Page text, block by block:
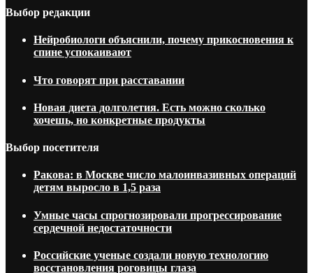
Выбор редакции
Нейробиологи объяснили, почему прикосновения к
спине успокаивают
Что говорят при расставании
Новая диета долголетия. Есть можно сколько
хочешь, но конкретные продукты
Выбор посетителя
Ракова: в Москве число малоинвазивных операций
детям выросло в 1,5 раза
Умные часы спрогнозировали прогрессирование
сердечной недостаточности
Российские ученые создали новую технологию
восстановления роговицы глаза